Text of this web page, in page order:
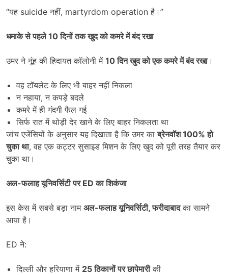
“यह suicide नहीं, martyrdom operation है।”
धमाके से पहले10दिनों तक खुद को कमरे में बंद रखा
उमर ने नूंह की हिदायत कॉलोनी में 10दिन खुद को एक कमरे में बंद रखा।
वह टॉयलेट के लिए भी बाहर नहीं निकला
न नहाया, न कपड़े बदले
कमरे में ही गंदगी फैल गई
सिर्फ रात में थोड़ी देर खाने के लिए बाहर निकलता था
जांच एजेंसियों के अनुसार यह दिखाता है कि उमर काब्रेनवॉश100%हो
चुका था, वह एक कट्टर सुसाइड मिशन के लिए खुद को पूरी तरह तैयार कर
चुका था।
अल-फलाह यूनिवर्सिटी पर EDका शिकंजा
इस केस में सबसे बड़ा नाम अल-फलाह यूनिवर्सिटी,फरीदाबादका सामने
आया है।
ED ने:
दिल्ली और हरियाणा में 25ठिकानों पर छापेमारीकी